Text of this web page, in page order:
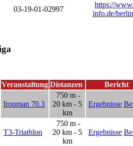
03-19-01-02997
https://
info.de/
Veranstaltung Distanzen Bericht
Ironman 70.3
750 m -
20 km - 5
km
Ergebnisse
T3-Triathlon
750 m -
20 km - 5
km
Ergebnisse